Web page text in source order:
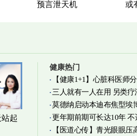
预言泄天机
或
起
健康热门
【健康1+1】心脏科医师
三人就有一人在用 另类疗
莫德纳启动本迪布焦型埃
更年期前期可长达10年
忍受 图
【医道心传】青光眼眼